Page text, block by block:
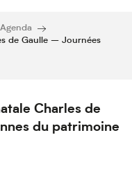
Agenda
de Gaulle – Journées
Charles de
du patrimoine